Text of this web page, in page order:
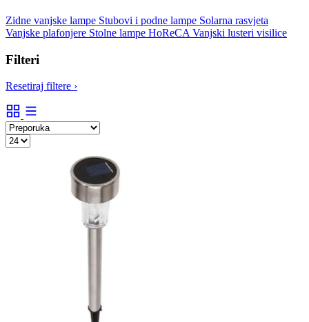
Zidne vanjske lampe Stubovi i podne lampe Solarna rasvjeta
Vanjske plafonjere Stolne lampe HoReCA Vanjski lusteri visilice
Filteri
Resetiraj filtere ›